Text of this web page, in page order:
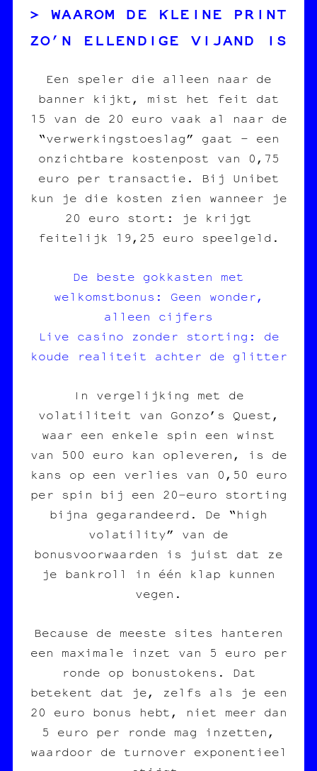
WAAROM DE KLEINE PRINT
ZO’N ELLENDIGE VIJAND IS
Een speler die alleen naar de
banner kijkt, mist het feit dat
15 van de 20 euro vaak al naar de
“verwerkingstoeslag” gaat – een
onzichtbare kostenpost van 0,75
euro per transactie. Bij Unibet
kun je die kosten zien wanneer je
20 euro stort: je krijgt
feitelijk 19,25 euro speelgeld.
De beste gokkasten met
welkomstbonus: Geen wonder,
alleen cijfers
Live casino zonder storting: de
koude realiteit achter de glitter
In vergelijking met de
volatiliteit van Gonzo’s Quest,
waar een enkele spin een winst
van 500 euro kan opleveren, is de
kans op een verlies van 0,50 euro
per spin bij een 20‑euro storting
bijna gegarandeerd. De “high
volatility” van de
bonusvoorwaarden is juist dat ze
je bankroll in één klap kunnen
vegen.
Because de meeste sites hanteren
een maximale inzet van 5 euro per
ronde op bonustokens. Dat
betekent dat je, zelfs als je een
20 euro bonus hebt, niet meer dan
5 euro per ronde mag inzetten,
waardoor de turnover exponentieel